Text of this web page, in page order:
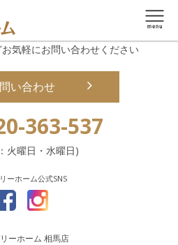
気軽にお問い合わせください
い合わせ
363-537
火曜日・水曜日)
ーホーム公式SNS
ーホーム 相馬店